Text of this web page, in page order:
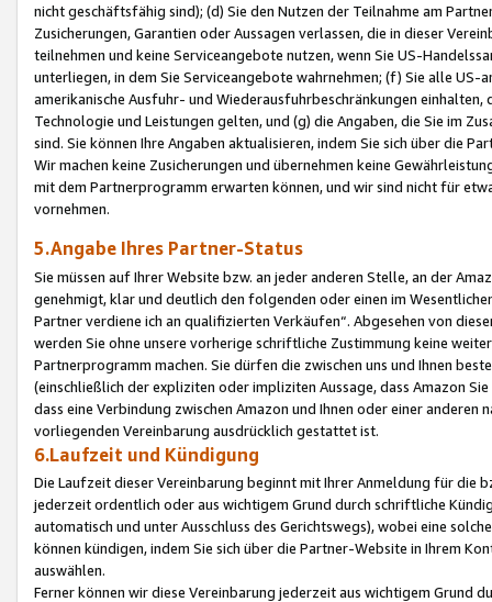
nicht geschäftsfähig sind); (d) Sie den Nutzen der Teilnahme am
Zusicherungen, Garantien oder Aussagen verlassen, die in dieser
teilnehmen und keine Serviceangebote nutzen, wenn Sie US-
unterliegen, in dem Sie Serviceangebote wahrnehmen; (f) Sie alle
amerikanische Ausfuhr- und Wiederausfuhrbeschränkungen
Technologie und Leistungen gelten, und (g) die Angaben, die Sie im
sind. Sie können Ihre Angaben aktualisieren, indem Sie sich über die
Wir machen keine Zusicherungen und übernehmen keine
mit dem Partnerprogramm erwarten können, und wir sind nicht für
vornehmen.
5.Angabe Ihres Partner-Status
Sie müssen auf Ihrer Website bzw. an jeder anderen Stelle, an der
genehmigt, klar und deutlich den folgenden oder einen im
Partner verdiene ich an qualifizierten Verkäufen“. Abgesehen von
werden Sie ohne unsere vorherige schriftliche Zustimmung keine
Partnerprogramm machen. Sie dürfen die zwischen uns und Ihnen
(einschließlich der expliziten oder impliziten Aussage, dass Amazon
dass eine Verbindung zwischen Amazon und Ihnen oder einer
vorliegenden Vereinbarung ausdrücklich gestattet ist.
6.Laufzeit und Kündigung
Die Laufzeit dieser Vereinbarung beginnt mit Ihrer Anmeldung für die
jederzeit ordentlich oder aus wichtigem Grund durch schriftliche
automatisch und unter Ausschluss des Gerichtswegs), wobei eine
können kündigen, indem Sie sich über die Partner-Website in Ihrem
auswählen.
Ferner können wir diese Vereinbarung jederzeit aus wichtigem Grund